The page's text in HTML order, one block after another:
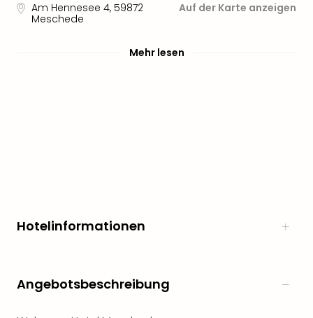
Am Hennesee 4, 59872
Meschede
Auf der Karte anzeigen
Mehr lesen
Hotelinformationen
Angebotsbeschreibung